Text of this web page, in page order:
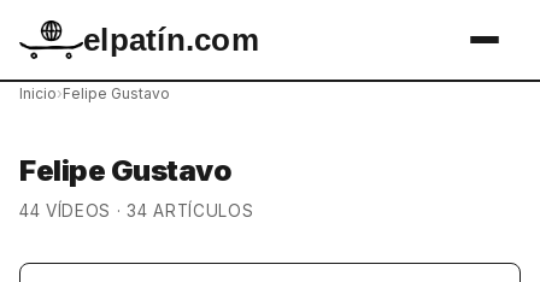
elpatín.com
Inicio›Felipe Gustavo
Felipe Gustavo
44 VÍDEOS · 34 ARTÍCULOS